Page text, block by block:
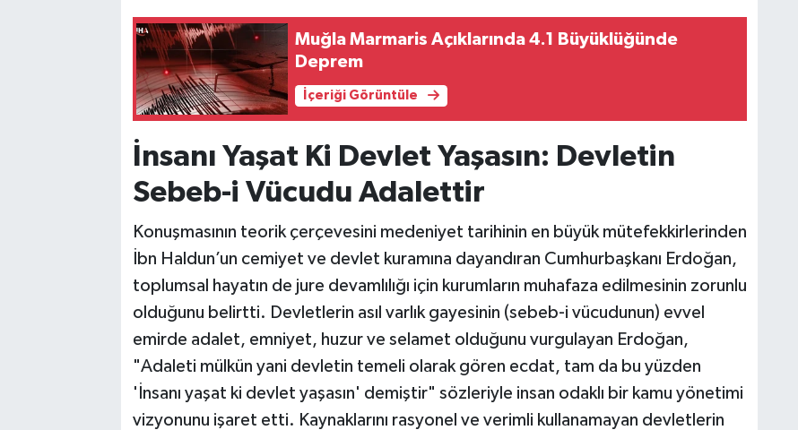
Muğla Marmaris Açıklarında 4.1 Büyüklüğünde
Deprem
İçeriği Görüntüle
İnsanı Yaşat Ki Devlet Yaşasın: Devletin
Sebeb-i Vücudu Adalettir
Konuşmasının teorik çerçevesini medeniyet tarihinin en büyük mütefekkirlerinden
İbn Haldun’un cemiyet ve devlet kuramına dayandıran Cumhurbaşkanı Erdoğan,
toplumsal hayatın de jure devamlılığı için kurumların muhafaza edilmesinin zorunlu
olduğunu belirtti. Devletlerin asıl varlık gayesinin (sebeb-i vücudunun) evvel
emirde adalet, emniyet, huzur ve selamet olduğunu vurgulayan Erdoğan,
"Adaleti mülkün yani devletin temeli olarak gören ecdat, tam da bu yüzden
'İnsanı yaşat ki devlet yaşasın' demiştir" sözleriyle insan odaklı bir kamu yönetimi
vizyonunu işaret etti. Kaynaklarını rasyonel ve verimli kullanamayan devletlerin